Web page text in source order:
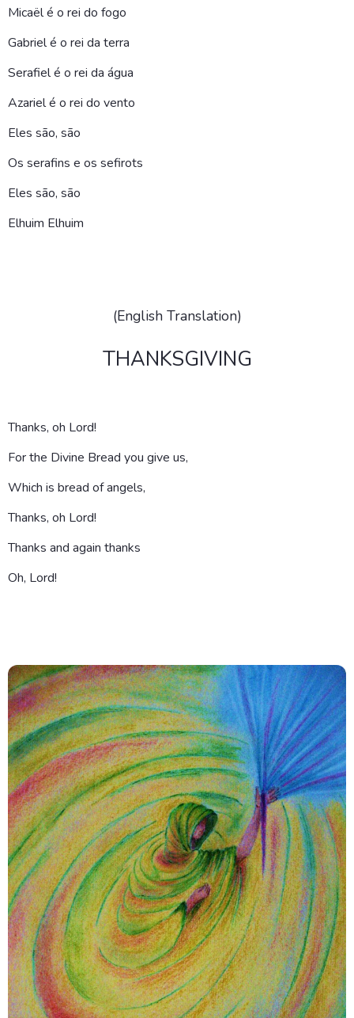
Micaël é o rei do fogo
Gabriel é o rei da terra
Serafiel é o rei da água
Azariel é o rei do vento
Eles são, são
Os serafins e os sefirots
Eles são, são
Elhuim Elhuim
(English Translation)
THANKSGIVING
Thanks, oh Lord!
For the Divine Bread you give us,
Which is bread of angels,
Thanks, oh Lord!
Thanks and again thanks
Oh, Lord!